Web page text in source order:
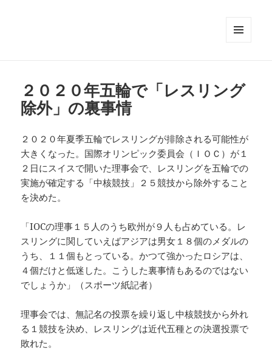
ット
２０２０年五輪で「レスリング
除外」の裏事情
２０２０年夏季五輪でレスリングが排除される可能性が
大きくなった。国際オリンピック委員会（ＩＯＣ）が１
２日にスイスで開いた理事会で、レスリングを五輪での
実施が確定する「中核競技」２５競技から除外すること
を決めた。
「IOCの理事１５人のうち欧州が９人も占めている。レ
スリングに関していえばアジアは男女１８個のメダルの
うち、１１個もとっている。かつて強かったロシアは、
４個だけと低迷した。こうした裏事情もあるのではない
でしょうか」（スポーツ紙記者）
理事会では、無記名の投票を繰り返し中核競技から外れ
る１競技を決め、レスリングは近代五種との決選投票で
敗れた。